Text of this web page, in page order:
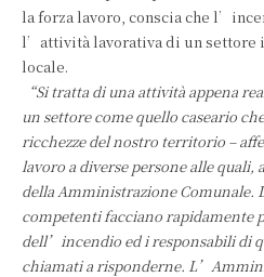
la forza lavoro, conscia che
l’attività lavorativa di un settore
locale.
“Si tratta di una attività appena
un settore come quello caseario
ricchezze del nostro territorio –
lavoro a diverse persone alle quali,
della Amministrazione Comunale.
competenti facciano rapidamente
dell’incendio ed i responsabili di
chiamati a risponderne.